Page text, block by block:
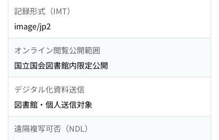
記録形式（IMT）
image/jp2
オンライン閲覧公開範囲
国立国会図書館内限定公開
デジタル化資料送信
図書館・個人送信対象
遠隔複写可否（NDL）